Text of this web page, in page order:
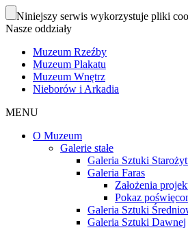
Niniejszy serwis wykorzystuje pliki
Nasze oddziały
Muzeum Rzeźby
Muzeum Plakatu
Muzeum Wnętrz
Nieborów i Arkadia
MENU
O Muzeum
Galerie stałe
Galeria Sztuki
Galeria Faras
Założenia
Pokaz
Galeria Sztuki
Galeria Sztuki Dawnej